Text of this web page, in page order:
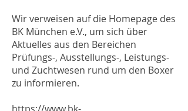
Wir verweisen auf die Homepage des
BK München e.V., um sich über
Aktuelles aus den Bereichen
Prüfungs-, Ausstellungs-, Leistungs-
und Zuchtwesen rund um den Boxer
zu informieren.